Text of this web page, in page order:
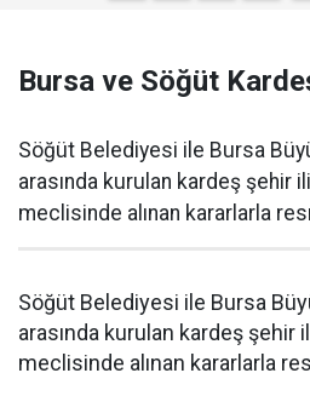
Bursa ve Söğüt
Söğüt Belediyesi ile Bursa
arasında kurulan kardeş şehir
meclisinde alınan kararlarla
Söğüt Belediyesi ile Bursa
arasında kurulan kardeş şehir
meclisinde alınan kararlarla